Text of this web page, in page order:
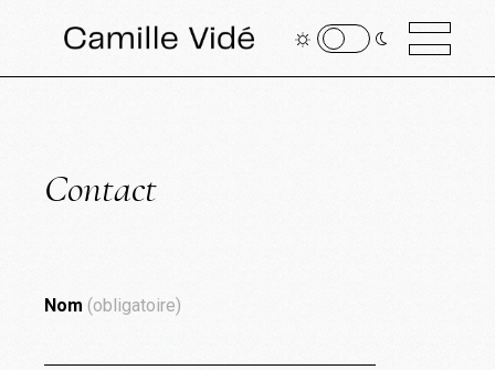
Contact
Nom (obligatoire)